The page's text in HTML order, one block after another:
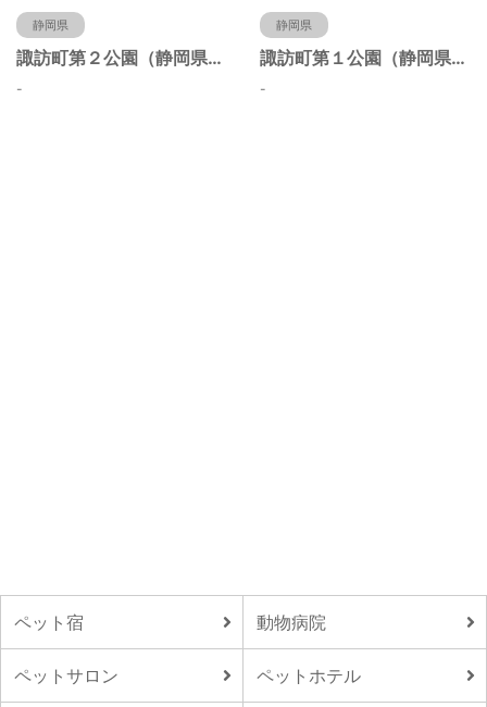
静岡県
諏訪町第２公園（静岡県静岡市）
-
静岡県
諏訪町第１公園（静岡県静岡市）
-
ペット宿 動物病院
ペットサロン ペットホテル